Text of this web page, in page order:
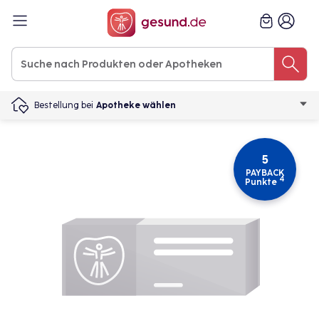
Bestellung bei Apotheke wählen
5
PAYBACK
Punkte 4